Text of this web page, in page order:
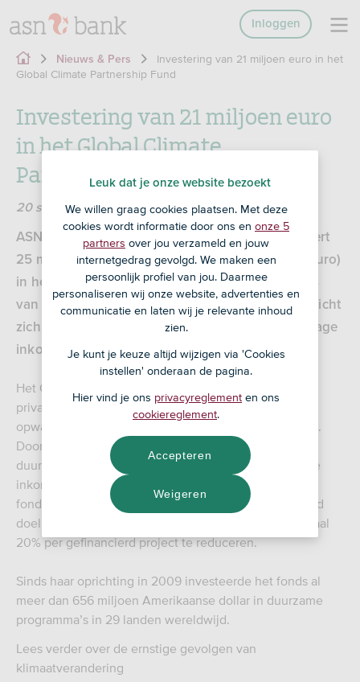
Inloggen
Nieuws & Pers
Investering van 21 miljoen euro in het
Global Climate Partnership Fund
Investering van 21 miljoen euro
in het Global Climate
Partnership Fund
20 september 2020
ASN Bank, onderdeel van de Volksbank, investeert
25 miljoen Amerikaanse dollar (ruim 21 miljoen euro)
in het Global Climate Partnership Fund. Dit fonds
van de Zwitserse asset manager ResponsAbility richt
zich op het verminderen van de CO
-uitstoot in lage
inkomenslanden en opkomende economieën.
Het Global Climate Partnership Fund is een publiek-
privaat samenwerkingsverband dat is opgezet om de
opwarming van de aarde zoveel mogelijk te beperken.
Door financiering van projecten op het gebied van
duurzame energie en energiebesparing, vooral in lage
inkomenslanden en opkomende economieën, wil het
fonds zoveel mogelijk impact realiseren. Onderliggend
doel is om de uitstoot van broeikasgassen met minimaal
20% per gefinancierd project te reduceren.
Sinds haar oprichting in 2009 investeerde het fonds al
meer dan 656 miljoen Amerikaanse dollar in duurzame
programma’s in 29 landen wereldwijd.
Lees verder over de ernstige gevolgen van
klimaatverandering
Leuk dat je onze website bezoekt
We willen graag cookies plaatsen. Met deze
cookies wordt informatie door ons en onze 5
partners over jou verzameld en jouw
internetgedrag gevolgd. We maken een
persoonlijk profiel van jou. Daarmee
personaliseren wij onze website, advertenties en
communicatie en laten wij je relevante inhoud
zien.
Je kunt je keuze altijd wijzigen via 'Cookies
instellen' onderaan de pagina.
Hier vind je ons privacyreglement en ons
cookiereglement.
Weigeren
Accepteren